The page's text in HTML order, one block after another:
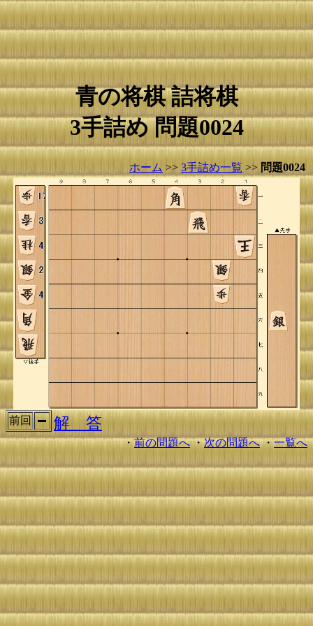
青の将棋 詰将棋
3手詰め 問題0024
ホーム >> 3手詰め一覧 >> 問題0024
前回 解 答
・前の問題へ・次の問題へ・一覧へ